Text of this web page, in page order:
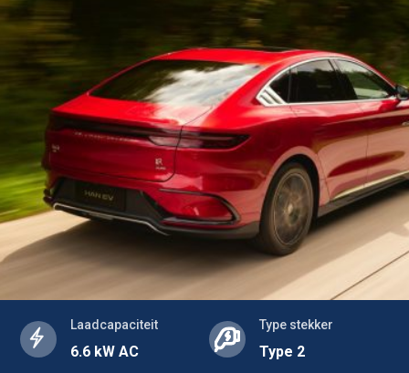
Laadcapaciteit
6.6 kW AC
Type stekker
Type 2